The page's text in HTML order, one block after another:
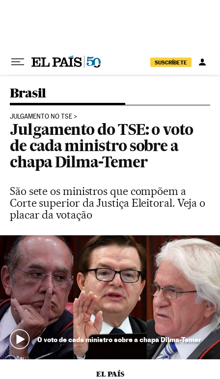
SUSCRÍBETE
Brasil
JULGAMENTO NO TSE
Julgamento do TSE: o voto
de cada ministro sobre a
chapa Dilma-Temer
São sete os ministros que compõem a
Corte superior da Justiça Eleitoral. Veja o
placar da votação
O voto de cada ministro sobre a chapa Dilma-Temer
EL PAÍS